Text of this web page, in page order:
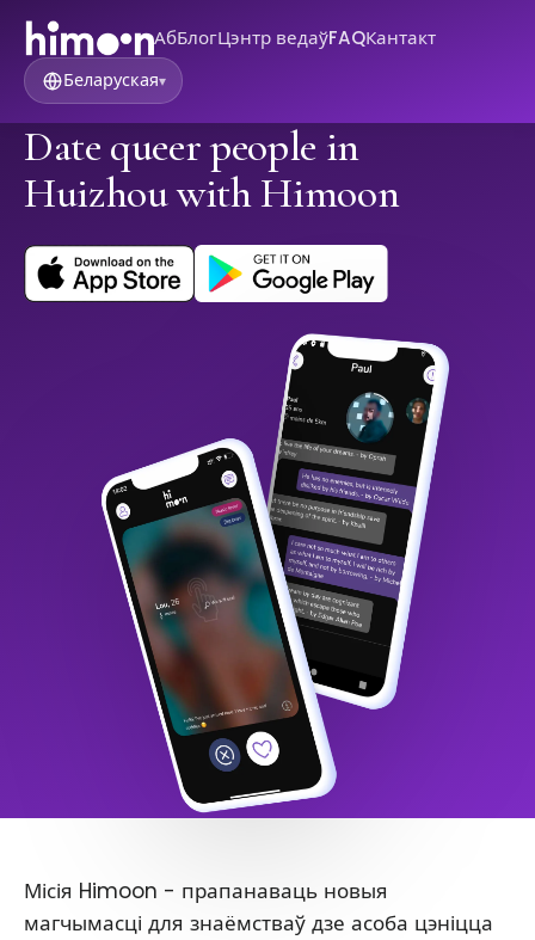
АбБлогЦэнтр ведаўFAQКантакт
Беларуская▾
Date queer people in
Huizhou with Himoon
Місія Himoon - прапанаваць новыя
магчымасці для знаёмстваў дзе асоба цэніцца